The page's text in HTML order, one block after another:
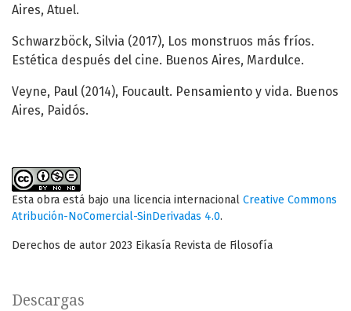
Aires, Atuel.
Schwarzböck, Silvia (2017), Los monstruos más fríos.
Estética después del cine. Buenos Aires, Mardulce.
Veyne, Paul (2014), Foucault. Pensamiento y vida. Buenos
Aires, Paidós.
Esta obra está bajo una licencia internacional Creative Commons
Atribución-NoComercial-SinDerivadas 4.0.
Derechos de autor 2023 Eikasía Revista de Filosofía
Descargas